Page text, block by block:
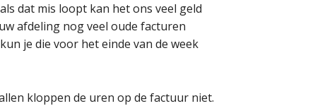
dat mis loopt kan het ons veel geld
afdeling nog veel oude facturen
je die voor het einde van de week
kloppen de uren op de factuur niet.